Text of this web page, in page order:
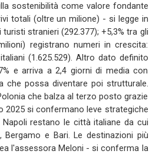
sostenibilità come valore fondante
totali (oltre un milione) - si legge in
stranieri (292.377); +5,3% tra gli
registrano numeri in crescita:
(1.625.529). Altro dato definito
e arriva a 2,4 giorni di media con
che possa diventare poi strutturale.
che balza al terzo posto grazie
2025 si confermano leve strategiche
restano le città italiane da cui
e Bari. Le destinazioni più
l'assessora Meloni - si conferma la